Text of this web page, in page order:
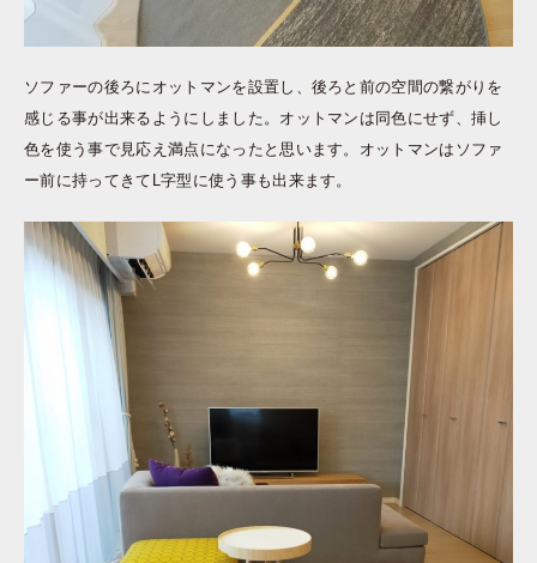
ソファーの後ろにオットマンを設置し、後ろと前の空間の繋がりを
感じる事が出来るようにしました。オットマンは同色にせず、挿し
色を使う事で見応え満点になったと思います。オットマンはソファ
ー前に持ってきてL字型に使う事も出来ます。